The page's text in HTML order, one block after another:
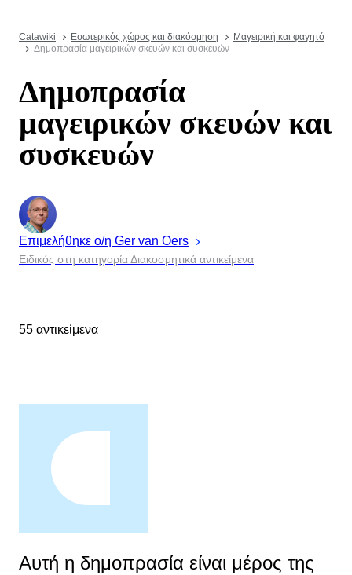
Catawiki Εσωτερικός χώρος και διακόσμηση
Μαγειρική και φαγητό
Δημοπρασία μαγειρικών σκευών και συσκευών
Δημοπρασία
μαγειρικών σκευών και
συσκευών
Επιμελήθηκε ο/η Ger van Oers
Ειδικός στη κατηγορία Διακοσμητικά αντικείμενα
55 αντικείμενα
Αυτή η δημοπρασία είναι μέρος της